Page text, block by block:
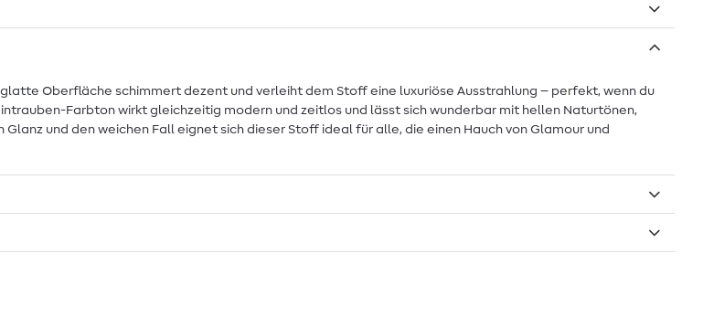
Oberfläche schimmert dezent und verleiht dem Stoff eine luxuriöse Ausstrahlung – perfekt, wenn du
Farbton wirkt gleichzeitig modern und zeitlos und lässt sich wunderbar mit hellen Naturtönen,
und den weichen Fall eignet sich dieser Stoff ideal für alle, die einen Hauch von Glamour und